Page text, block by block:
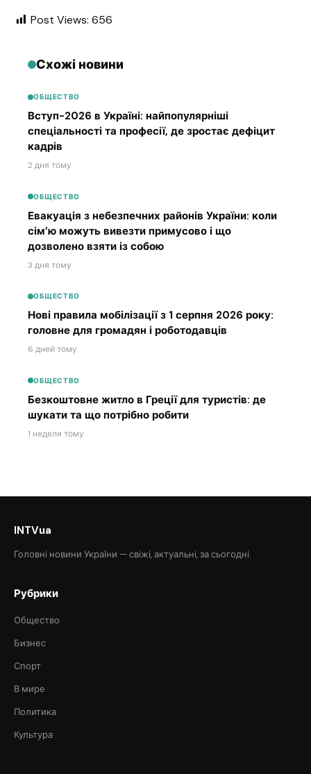
Post Views: 656
Схожі новини
ОБЩЕСТВО
Вступ-2026 в Україні: найпопулярніші
спеціальності та професії, де зростає дефіцит
кадрів
2 дня тому
ОБЩЕСТВО
Евакуація з небезпечних районів України: коли
сім’ю можуть вивезти примусово і що
дозволено взяти із собою
3 дня тому
ОБЩЕСТВО
Нові правила мобілізації з 1 серпня 2026 року:
головне для громадян і роботодавців
6 дней тому
ОБЩЕСТВО
Безкоштовне житло в Греції для туристів: де
шукати та що потрібно робити
1 неделя тому
INTVua
Головні новини України — свіжі, актуальні, за сьогодні.
Рубрики
Общество
Бизнес
Спорт
В мире
Политика
Культура